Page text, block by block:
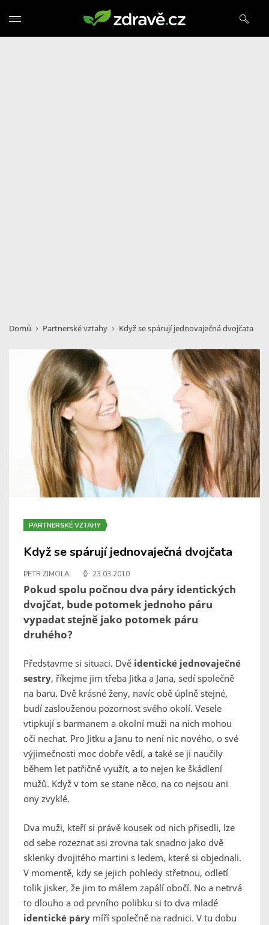
Domů Partnerské vztahy Když se spárují jednovaječná dvojčata
PARTNERSKÉ VZTAHY
Když se spárují jednovaječná dvojčata
PETR ZIMOLA 23.03.2010
Pokud spolu počnou dva páry identických
dvojčat, bude potomek jednoho páru
vypadat stejně jako potomek páru
druhého?
Představme si situaci. Dvě identické jednovaječné
sestry, říkejme jim třeba Jitka a Jana, sedí společně
na baru. Dvě krásné ženy, navíc obě úplně stejné,
budí zaslouženou pozornost svého okolí. Vesele
vtipkují s barmanem a okolní muži na nich mohou
oči nechat. Pro Jitku a Janu to není nic nového, o své
výjimečnosti moc dobře vědí, a také se ji naučily
během let patřičně využít, a to nejen ke škádlení
mužů. Když v tom se stane něco, na co nejsou ani
ony zvyklé.
Dva muži, kteří si právě kousek od nich přisedli, lze
od sebe rozeznat asi zrovna tak snadno jako dvě
sklenky dvojitého martini s ledem, které si objednali.
V momentě, kdy se jejich pohledy střetnou, odletí
tolik jisker, že jim to málem zapálí obočí. No a netrvá
to dlouho a od prvního polibku si to dva mladé
identické páry míří společně na radnici. V tu dobu